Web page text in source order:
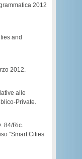
2012
and
2012.
alle
Private.
84/Ric.
“Smart Cities